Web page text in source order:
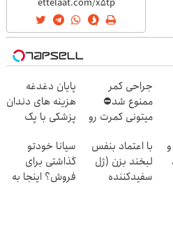
جراحی کمر
ممنوع شد⛔
میتونی کمرت رو
کنی! 👈🏻
پرسش‌نامه
پایان دغدغه
هزینه های دندان
پزشکی با پک
خانگی
با اعتماد بنفس
لبخند بزن (ژل
سفیدکننده
سیانا خودتو
گذاشتی برای
فروش؟ اینجا به